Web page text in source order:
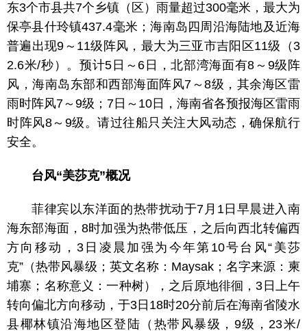
东3个市县共7个乡镇（区）雨量超过300毫米，最大为
保亭县什玲镇437.4毫米；海南岛四周沿海陆地及近海
普遍出现9～11级阵风，最大为三亚市吉阳区11级（3
2.6米/秒）。预计5日～6日，北部湾海面有8～9级阵
风，海南岛东部和西部海面阵风7～8级，其余海区雷
雨时阵风7～9级；7日～10日，海南省各预报海区雷雨
时阵风8～9级。请过往船只关注大风动态，确保航行
安全。
台风“美莎克”概况
菲律宾以东洋面的热带扰动于7月1日早晨进入南
海东部海面，8时加强为热带低压，之后向西北转偏西
方向移动，3日凌晨加强为今年第10号台风“美莎
克”（热带风暴级；英文名称：Maysak；名字来源：柬
埔寨；名称意义：一种树），之后原地徘徊，3日上午
转向偏北方向移动，于3日18时20分前后在海南省陵水
县椰林镇沿海地区登陆（热带风暴级，9级，23米/